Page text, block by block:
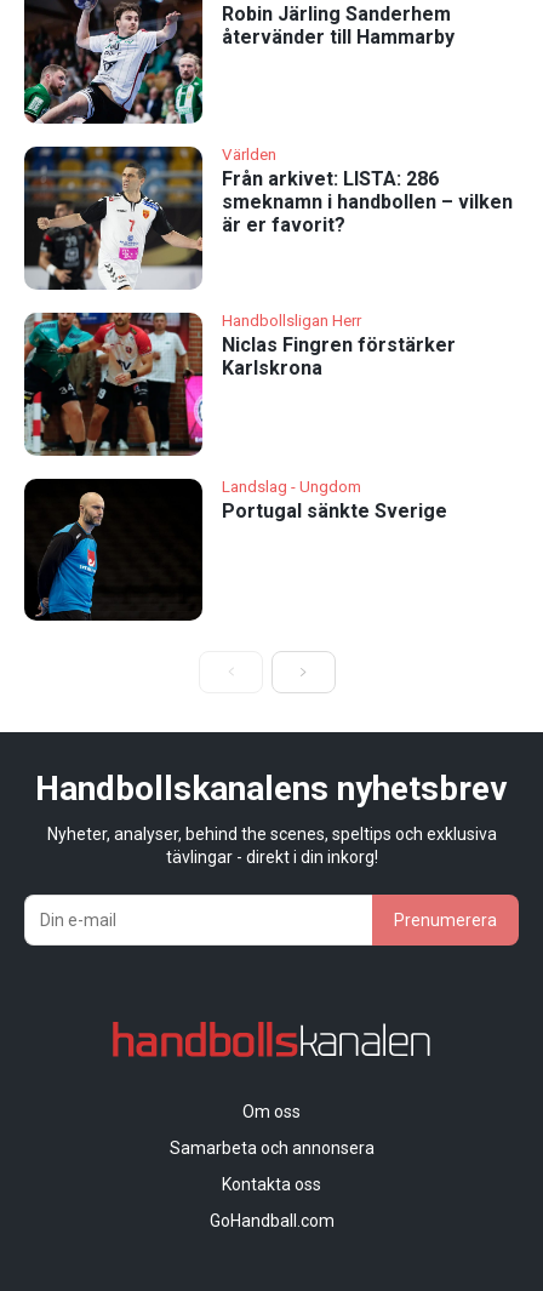
Robin Järling Sanderhem
återvänder till Hammarby
Världen
Från arkivet: LISTA: 286
smeknamn i handbollen – vilken
är er favorit?
Handbollsligan Herr
Niclas Fingren förstärker
Karlskrona
Landslag - Ungdom
Portugal sänkte Sverige
Handbollskanalens nyhetsbrev
Nyheter, analyser, behind the scenes, speltips och exklusiva
tävlingar - direkt i din inkorg!
Prenumerera
Om oss
Samarbeta och annonsera
Kontakta oss
GoHandball.com